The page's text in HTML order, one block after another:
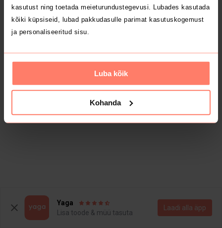
kasutust ning toetada meieturundustegevusi. Lubades kasutada
kõiki küpsiseid, lubad pakkudasulle parimat kasutuskogemust
ja personaliseeritud sisu.
Luba kõik
Kohanda
Yaga
Lisa toode & müü tasuta
Laadi alla äpp